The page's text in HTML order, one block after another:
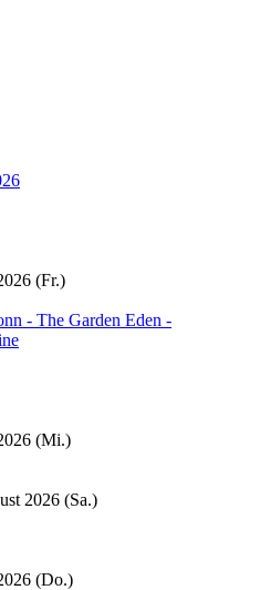
(Fr.)
- The Garden Eden -
(Mi.)
2026 (Sa.)
(Do.)